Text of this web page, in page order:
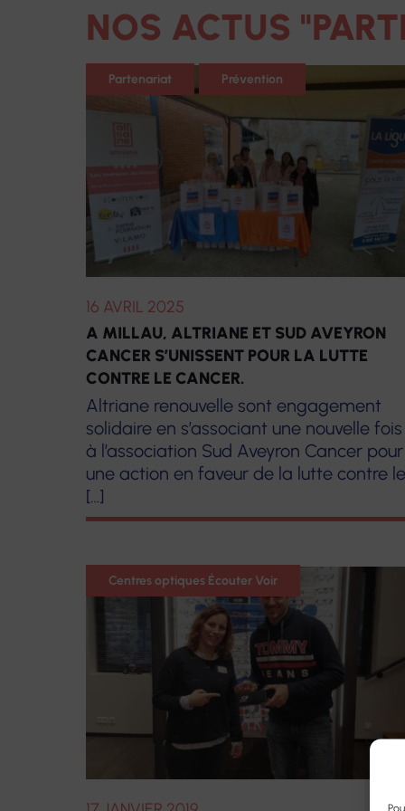
Hospitalisation à domicile
Centres de santé dentaire
Centres d'audition
Laboratoire de
dentaires
Pharmacie
Matériel médical
NOS ACTUS
Partenariat Prévention
16 AVRIL 2025
A MILLAU, ALTRIANE ET SUD AVEYRON
CANCER S’UNISSENT POUR LA LUTTE
CONTRE LE CANCER.
Altriane renouvelle sont engagement
solidaire en s’associant une nouvelle fois
à l’association Sud Aveyron Cancer pour
une action en faveur de la lutte contre le
[…]
Optique Partenariat
Centres optiques Écouter Voir